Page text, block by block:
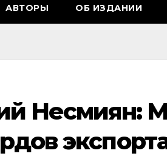
АВТОРЫ ОБ ИЗДАНИИ
Несмиян: